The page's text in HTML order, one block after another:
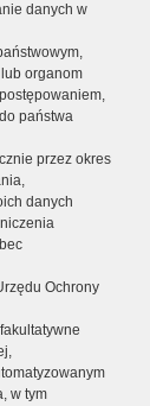
danych w
organom
państwa
przez okres
danych
Ochrony
w tym